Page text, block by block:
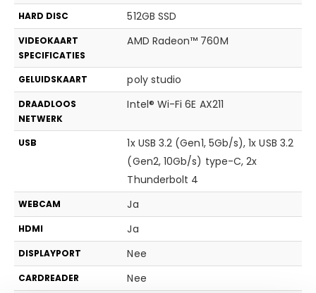
HARD DISC 512GB SSD
VIDEOKAART
SPECIFICATIES
AMD Radeon™ 760M
GELUIDSKAART poly studio
DRAADLOOS
NETWERK
Intel® Wi-Fi 6E AX211
USB
1x USB 3.2 (Gen1, 5Gb/s), 1x USB 3.2
(Gen2, 10Gb/s) type-C, 2x
Thunderbolt 4
WEBCAM Ja
HDMI Ja
DISPLAYPORT Nee
CARDREADER Nee